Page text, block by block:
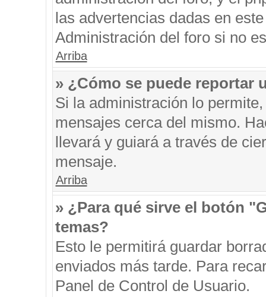
las advertencias dadas en
Administración del foro si no
Arriba
» ¿Cómo se puede reportar
Si la administración lo
mensajes cerca del mismo.
llevará y guiará a través de
mensaje.
Arriba
» ¿Para qué sirve el botón
temas?
Esto le permitirá guardar
enviados más tarde. Para
Panel de Control de Usuario.